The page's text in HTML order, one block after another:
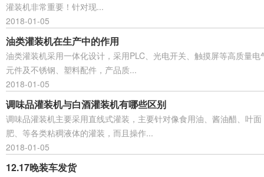
灌装机非常重要！针对现...
2018-01-05
油类灌装机在生产中的作用
油类灌装机采用一体化设计，采用PLC、光电开关、触摸屏等高质量电
元件及不锈钢、塑料配件，产品质...
2018-01-05
调味品灌装机与白酒灌装机有哪些区别
调味品灌装机主要采用直线式灌装，主要针对像食用油、酱油醋、叶面
肥、等各类粘稠液体的灌装，而且操作...
2018-01-05
12.17晚装车发货